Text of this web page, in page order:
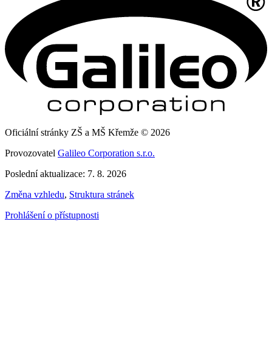
Oficiální stránky ZŠ a MŠ Křemže © 2026
Provozovatel Galileo Corporation s.r.o.
Poslední aktualizace: 7. 8. 2026
Změna vzhledu, Struktura stránek
Prohlášení o přístupnosti